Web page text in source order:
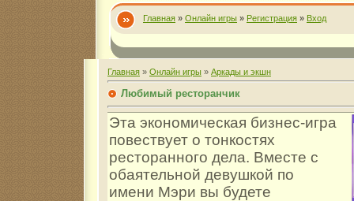
Главная » Онлайн игры » Регистрация » Вход
Главная » Онлайн игры » Аркады и экшн
Любимый ресторанчик
Эта экономическая бизнес-игра
повествует о тонкостях
ресторанного дела. Вместе с
обаятельной девушкой по
имени Мэри вы будете